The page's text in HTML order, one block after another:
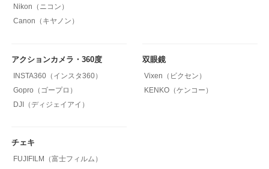
Nikon（ニコン）
Canon（キヤノン）
アクションカメラ・360度
INSTA360（インスタ360）
Gopro（ゴープロ）
DJI（ディジェイアイ）
双眼鏡
Vixen（ビクセン）
KENKO（ケンコー）
チェキ
FUJIFILM（富士フィルム）